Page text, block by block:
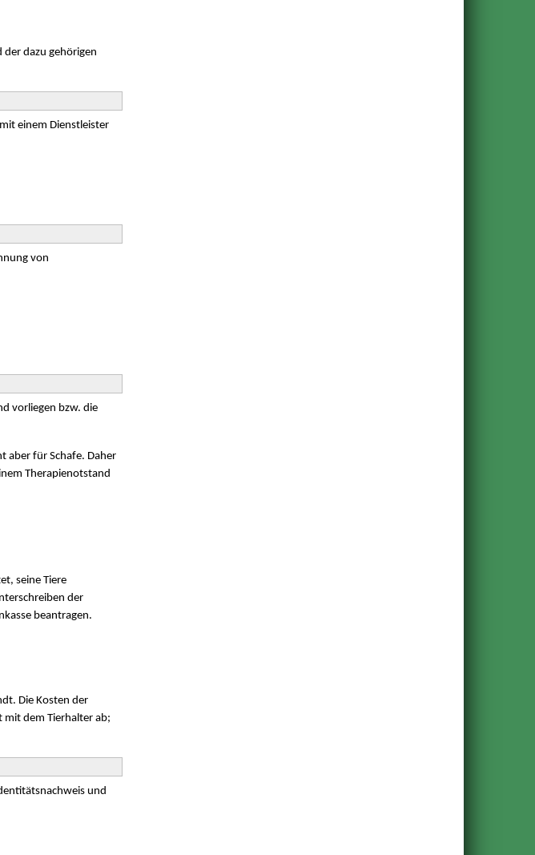
dazu gehörigen
einem Dienstleister
von
vorliegen bzw. die
aber für Schafe. Daher
Therapienotstand
seine Tiere
der
beantragen.
Die Kosten der
mit dem Tierhalter ab;
und